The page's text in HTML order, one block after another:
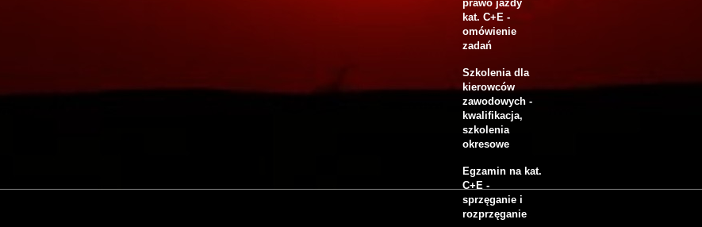
prawo jazdy
kat. C+E -
omówienie
zadań
Szkolenia dla
kierowców
zawodowych -
kwalifikacja,
szkolenia
okresowe
Egzamin na kat.
C+E -
sprzęganie i
rozprzęganie